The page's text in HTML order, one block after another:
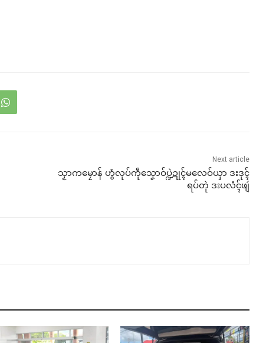
🏛 လညာတ်ပါ်ပဲါ
© ဌာန်ပရိုၚ်ဗၠးၜးမန်
Next article
သၟာကမၠောန် ဟွံလုပ်ကဵုသၞောဝ်ပ္ဍဲဍုၚ်မလေဝ်ယှာ ဒးဒုၚ်
ရပ်တုဲ ဒးပလံၚ်ဖျဴ